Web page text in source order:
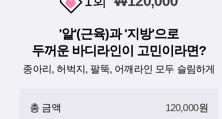
'알'(근육)과 '지방'으로
두꺼운 바디라인이 고민이라면?
종아리, 허벅지, 팔뚝, 어깨라인 모두 슬림하게
총 금액 120,000원